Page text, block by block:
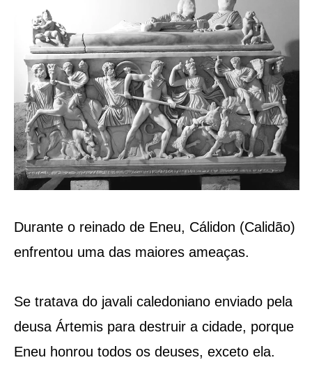
Durante o reinado de Eneu, Cálidon (Calidão)
enfrentou uma das maiores ameaças.
Se tratava do javali caledoniano enviado pela
deusa Ártemis para destruir a cidade, porque
Eneu honrou todos os deuses, exceto ela.